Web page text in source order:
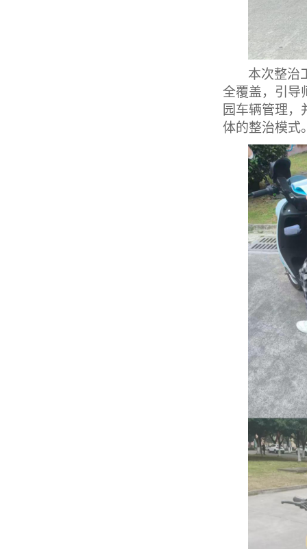
本次整治
全覆盖，引导
园车辆管理，
体的整治模式